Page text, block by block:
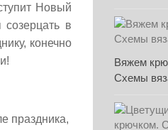
Новый
в
конечно
праздника,
Вяжем
Схемы